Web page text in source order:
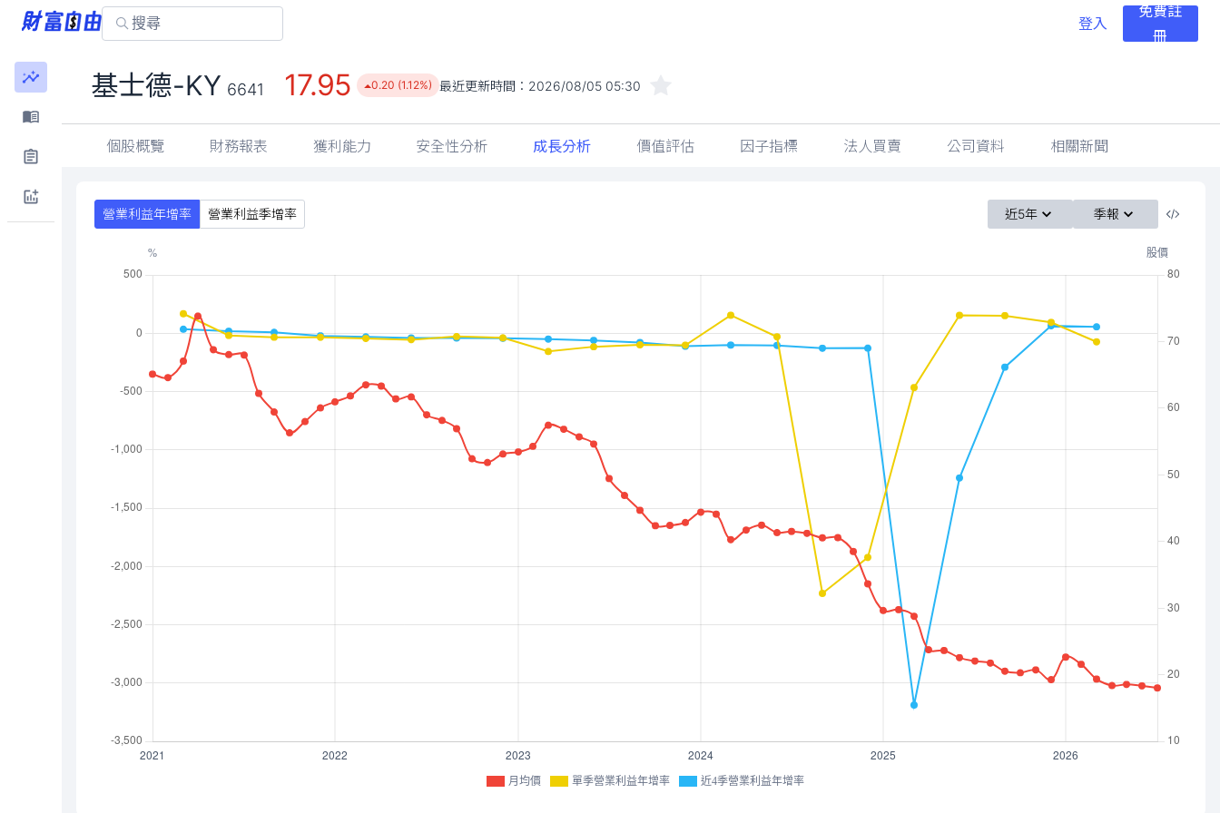
登入
免費註
冊
基士德-KY 6641 17.95 0.20 (1.12%) 最近更新時間： 2026/08/05 05:30
個股概覽 財務報表 獲利能力 安全性分析 成長分析 價值評估 因子指標 法人買賣 公司資料 相關新聞
營業利益年增率 營業利益季增率 近5年 季報
月均價 單季營業利益年增率 近4季營業利益年增率